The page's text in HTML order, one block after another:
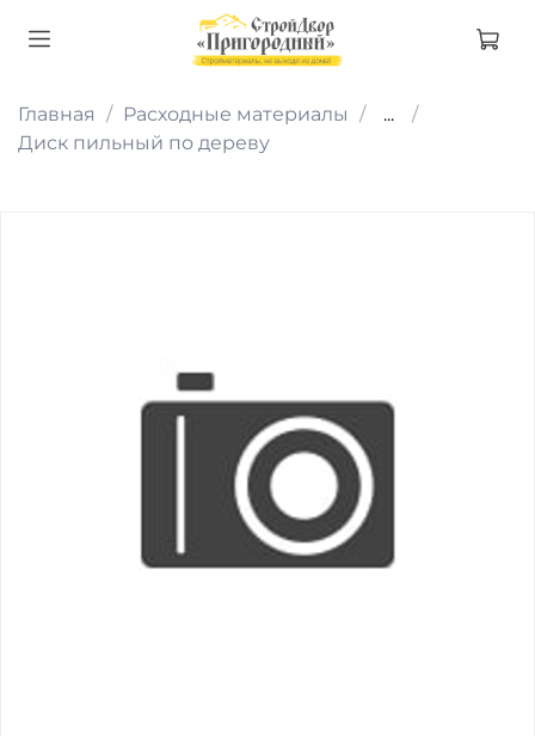
Главная Расходные материалы
...
Диск пильный по дереву